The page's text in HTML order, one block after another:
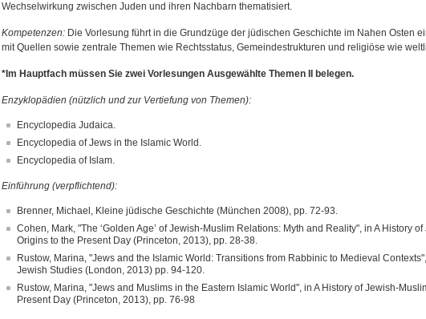
Wechselwirkung zwischen Juden und ihren Nachbarn thematisiert.
Kompetenzen:Die Vorlesung führt in die Grundzüge der jüdischen Geschichte im Nahen Osten
mit Quellen sowie zentrale Themen wie Rechtsstatus, Gemeindestrukturen und religiöse wie
*Im Hauptfach müssen Sie zwei Vorlesungen Ausgewählte Themen II belegen.
Enzyklopädien (nützlich und zur Vertiefung von Themen):
Encyclopedia Judaica.
Encyclopedia of Jews in the Islamic World.
Encyclopedia of Islam.
Einführung (verpflichtend):
Brenner, Michael, Kleine jüdische Geschichte (München 2008), pp. 72-93.
Cohen, Mark, "The ‘Golden Age’ of Jewish-Muslim Relations: Myth and Reality", in A History
Origins to the Present Day (Princeton, 2013), pp. 28-38.
Rustow, Marina, "Jews and the Islamic World: Transitions from Rabbinic to Medieval
Jewish Studies (London, 2013) pp. 94-120.
Rustow, Marina, "Jews and Muslims in the Eastern Islamic World", in A History of Jewish-
Present Day (Princeton, 2013), pp. 76-98